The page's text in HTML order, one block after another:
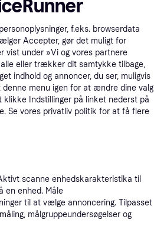
Promoveret
Købsgaranti
f.eks. browserdata
Accepter, gør det muligt for
vist under »Vi og vores partnere
eller trækker dit samtykke tilbage,
indhold og annoncer, du ser, muligvis
menu igen for at ændre dine valg
Indstillinger på linket nederst på
Se vores privatliv politik for at få flere
scanne enhedskarakteristika til
en enhed. Måle
til at vælge annoncering. Tilpasset
målgruppeundersøgelser og